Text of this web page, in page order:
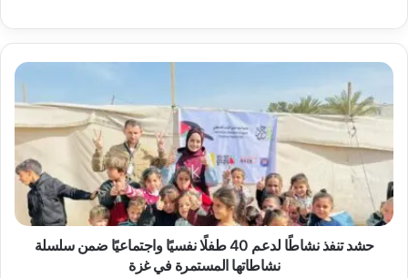
ح
د
ن
ذ
ن
ش
حشد تنفذ نشاطًا لدعم 40 طفلًا نفسيًا واجتماعيًا ضمن سلسلة
نشاطاتها المستمرة في غزة